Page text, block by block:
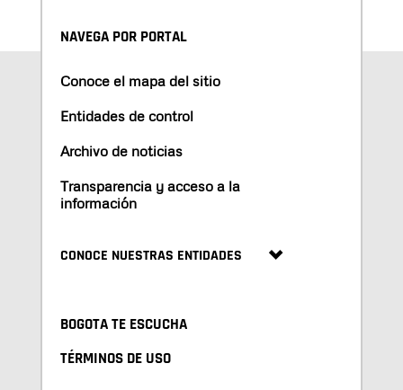
NAVEGA POR PORTAL
Conoce el mapa del sitio
Entidades de control
Archivo de noticias
Transparencia y acceso a la
información
CONOCE NUESTRAS ENTIDADES
BOGOTA TE ESCUCHA
TÉRMINOS DE USO